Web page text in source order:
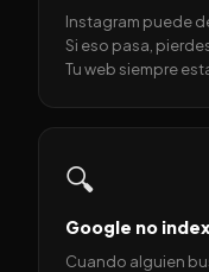
Instagram puede
Si eso pasa,
Tu web siempre
🔍
Google no
Cuando alguien